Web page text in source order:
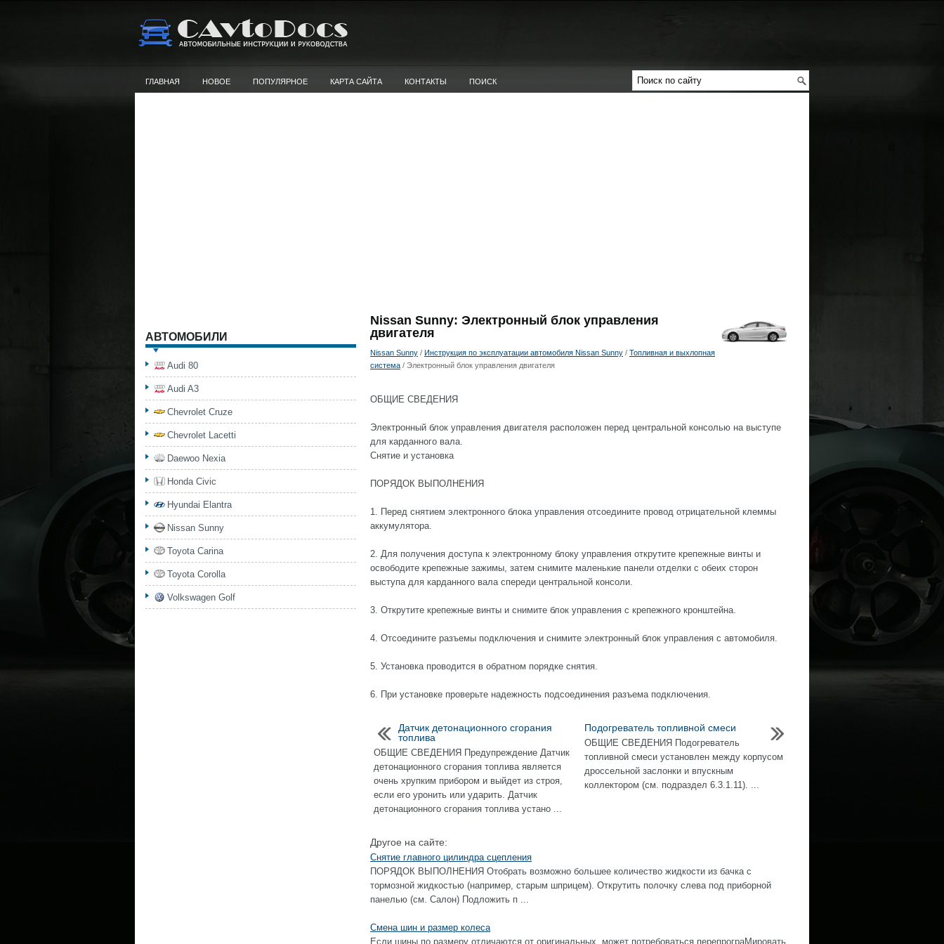
ГЛАВНАЯ НОВОЕ ПОПУЛЯРНОЕ КАРТА САЙТА КОНТАКТЫ ПОИСК
Nissan Sunny: Электронный блок управления
двигателя
Nissan Sunny / Инструкция по эксплуатации автомобиля Nissan Sunny / Топливная и выхлопная
система / Электронный блок управления двигателя
ОБЩИЕ СВЕДЕНИЯ
Электронный блок управления двигателя расположен перед центральной консолью на выступе
для карданного вала.
Снятие и установка
ПОРЯДОК ВЫПОЛНЕНИЯ
1. Перед снятием электронного блока управления отсоедините провод отрицательной клеммы
аккумулятора.
2. Для получения доступа к электронному блоку управления открутите крепежные винты и
освободите крепежные зажимы, затем снимите маленькие панели отделки с обеих сторон
выступа для карданного вала спереди центральной консоли.
3. Открутите крепежные винты и снимите блок управления с крепежного кронштейна.
4. Отсоедините разъемы подключения и снимите электронный блок управления с автомобиля.
5. Установка проводится в обратном порядке снятия.
6. При установке проверьте надежность подсоединения разъема подключения.
Датчик детонационного сгорания
топлива
ОБЩИЕ СВЕДЕНИЯ Предупреждение Датчик
детонационного сгорания топлива является
очень хрупким прибором и выйдет из строя,
если его уронить или ударить. Датчик
детонационного сгорания топлива устано ...
Подогреватель топливной смеси
ОБЩИЕ СВЕДЕНИЯ Подогреватель
топливной смеси установлен между корпусом
дроссельной заслонки и впускным
коллектором (см. подраздел 6.3.1.11). ...
Другое на сайте:
Снятие главного цилиндра сцепления
ПОРЯДОК ВЫПОЛНЕНИЯ Отобрать возможно большее количество жидкости из бачка с
тормозной жидкостью (например, старым шприцем). Открутить полочку слева под приборной
панелью (см. Салон) Подложить п ...
Смена шин и размер колеса
Если шины по размеру отличаются от оригинальных, может потребоваться перепрограМировать
АВТОМОБИЛИ
Audi 80
Audi A3
Chevrolet Cruze
Chevrolet Lacetti
Daewoo Nexia
Honda Civic
Hyundai Elantra
Nissan Sunny
Toyota Carina
Toyota Corolla
Volkswagen Golf